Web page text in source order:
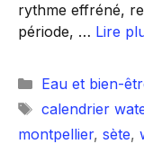
rythme effréné,
période, … Lire
Catégories
Eau et bien-
Étiquettes
calendrier
montpellier, sète,